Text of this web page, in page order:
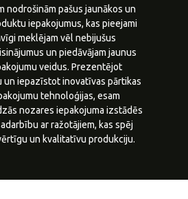
nodrošinām pašus jaunākos un
iepakojumus, kas pieejami
meklējam vēl nebijušus
un piedāvājam jaunus
veidus. Prezentējot
un iepazīstot inovatīvas pārtikas
tehnoloģijas, esam
nozares iepakojuma izstādēs
ar ražotājiem, kas spēj
un kvalitatīvu produkciju.